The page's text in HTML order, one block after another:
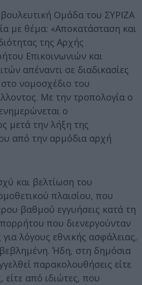
Ομάδα του ΣΥΡΙΖΑ
με θέμα: «Αποκατάσταση και
της Αρχής
Επικοινωνιών και
απέναντι σε διαδικασίες
νομοσχέδιο του
Με την τροπολογία ο
ο
μετά την λήξη της
από την αρμόδια αρχή
και βελτίωση του
πλαισίου, που
βαθμού εγγυήσεις κατά τη
που διενεργούνταν
λόγους εθνικής ασφάλειας,
Ήδη, στη δημόσια
παρακολουθήσεις είτε
είτε από ιδιώτες, που